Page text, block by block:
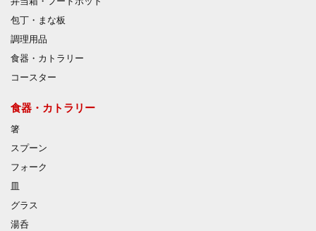
包丁・まな板
調理用品
食器・カトラリー
コースター
食器・カトラリー
箸
スプーン
フォーク
皿
グラス
湯呑